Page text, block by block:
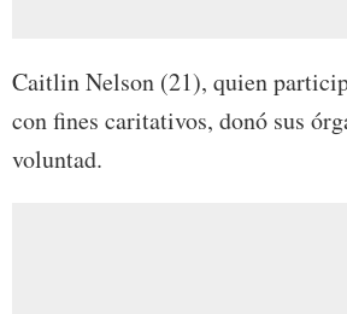
Caitlin Nelson (21), quien
con fines caritativos, donó sus
voluntad.